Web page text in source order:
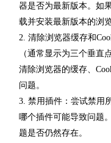
器是否为最新版本。如
载并安装最新版本的浏览
2. 清除浏览器缓存和
（通常显示为三个垂直
清除浏览器的缓存、
问题。
3. 禁用插件：尝试禁用
哪个插件可能导致问题
题是否仍然存在。